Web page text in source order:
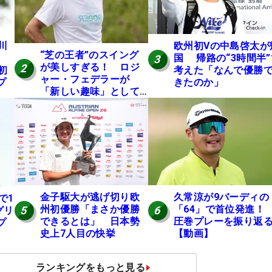
2
“芝の王者”のスイング
が美しすぎる！ ロジ
ャー・フェデラーが
「新しい趣味」として
ゴルフに挑戦中！
3
欧州初Vの中島啓太が
国 帰路の“3時間半
考えた「なんで優勝
きたのか」
1
5
金子駆大が逃げ切り欧
州初優勝「まさか優勝
できるとは」 日本勢
史上7人目の快挙
6
久常涼が9バーディの
「64」で首位発進
圧巻プレーを振り返
【動画】
ランキングをもっと見る